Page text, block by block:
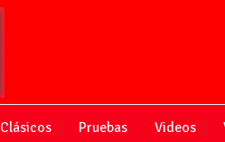
Clásicos Pruebas Videos